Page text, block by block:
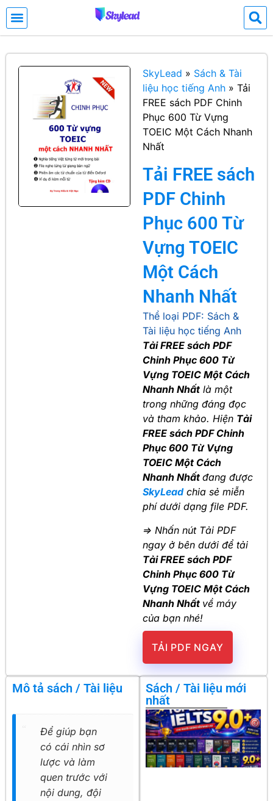
SkyLead » Sách & Tài
liệu học tiếng Anh » Tải
FREE sách PDF Chinh
Phục 600 Từ Vựng
TOEIC Một Cách Nhanh
Nhất
Tải FREE sách
PDF Chinh
Phục 600 Từ
Vựng TOEIC
Một Cách
Nhanh Nhất
Thể loại PDF: Sách &
Tài liệu học tiếng Anh
Tải FREE sách PDF
Chinh Phục 600 Từ
Vựng TOEIC Một Cách
Nhanh Nhất là một
trong những đáng đọc
và tham khảo. Hiện Tải
FREE sách PDF Chinh
Phục 600 Từ Vựng
TOEIC Một Cách
Nhanh Nhất đang được
SkyLeadchia sẻ miễn
phí dưới dạng file PDF.
=> Nhấn nút Tải PDF
ngay ở bên dưới để tải
Tải FREE sách PDF
Chinh Phục 600 Từ
Vựng TOEIC Một Cách
Nhanh Nhất về máy
của bạn nhé!
TẢI PDF NGAY
Mô tả sách / Tài liệu
Để giúp bạn
có cái nhìn sơ
lược và làm
quen trước với
nội dung, đội
Sách / Tài liệu mới
nhất